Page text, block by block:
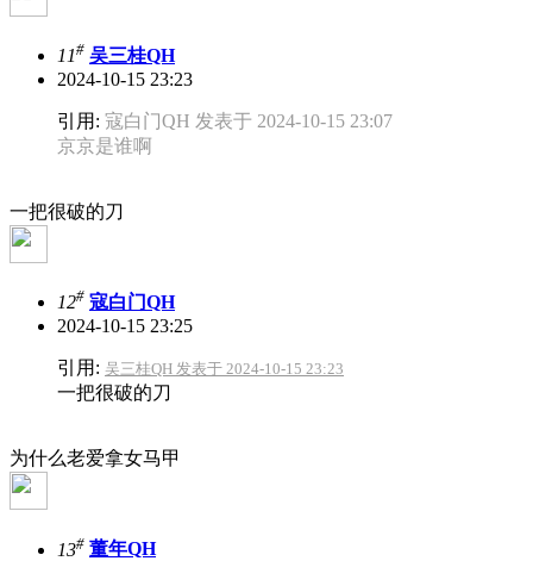
11# 吴三桂QH
2024-10-15 23:23
引用: 寇白门QH 发表于 2024-10-15 23:07
京京是谁啊
一把很破的刀
12# 寇白门QH
2024-10-15 23:25
引用: 吴三桂QH 发表于 2024-10-15 23:23
一把很破的刀
为什么老爱拿女马甲
13# 董年QH